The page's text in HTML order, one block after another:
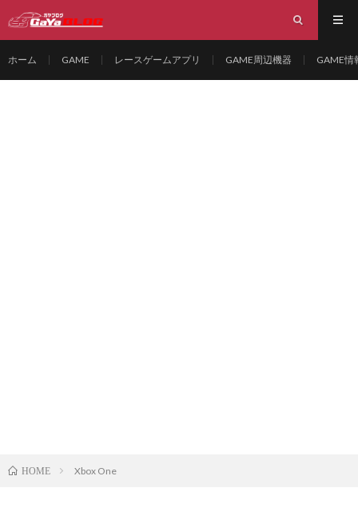
ホーム GAME レースゲームアプリ GAME周辺機器 GAME情
HOME Xbox One